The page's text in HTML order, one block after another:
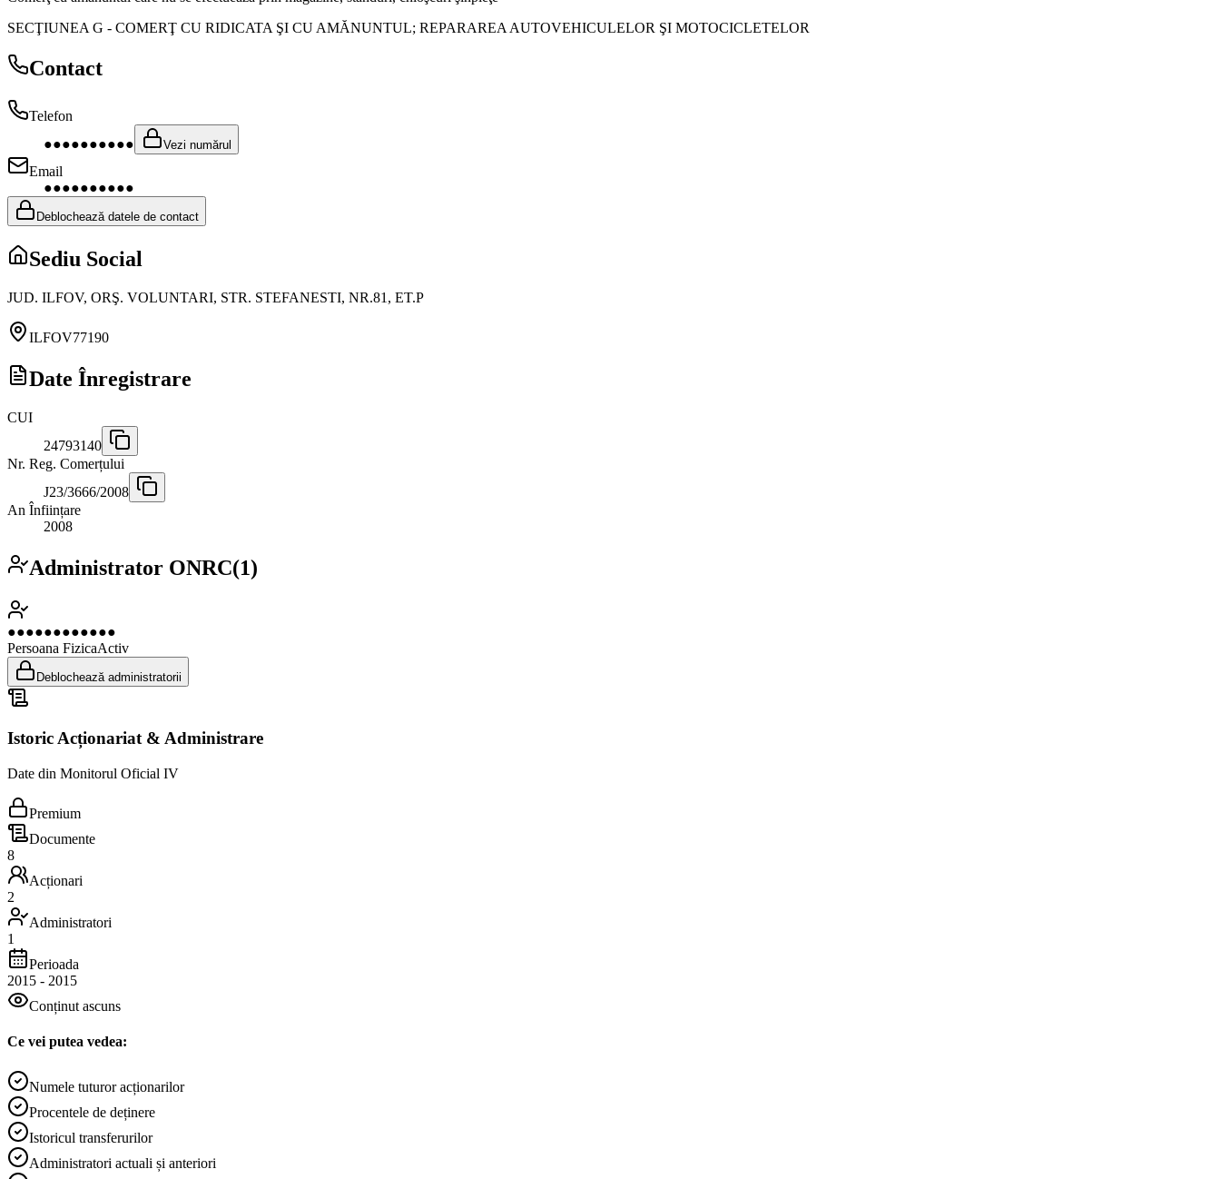
SECŢIUNEA G - COMERŢ CU RIDICATA ŞI CU AMĂNUNTUL; REPARAREA AUTOVEHICULELOR ŞI MOTOCICLETELOR
Contact
Telefon
●●●●●●●●●●
Vezi numărul
Email
●●●●●●●●●●
Deblochează datele de contact
Sediu Social
JUD. ILFOV, ORŞ. VOLUNTARI, STR. STEFANESTI, NR.81, ET.P
ILFOV77190
Date Înregistrare
CUI
24793140
Nr. Reg. Comerțului
J23/3666/2008
An Înființare
2008
Administrator ONRC(1)
●●●●●●●●●●●●
Persoana FizicaActiv
Deblochează administratorii
Istoric Acționariat & Administrare
Date din Monitorul Oficial IV
Premium
Documente
8
Acționari
2
Administratori
1
Perioada
2015 - 2015
Conținut ascuns
Ce vei putea vedea:
Numele tuturor acționarilor
Procentele de deținere
Istoricul transferurilor
Administratori actuali și anteriori